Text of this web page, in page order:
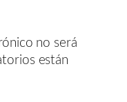
no será
están